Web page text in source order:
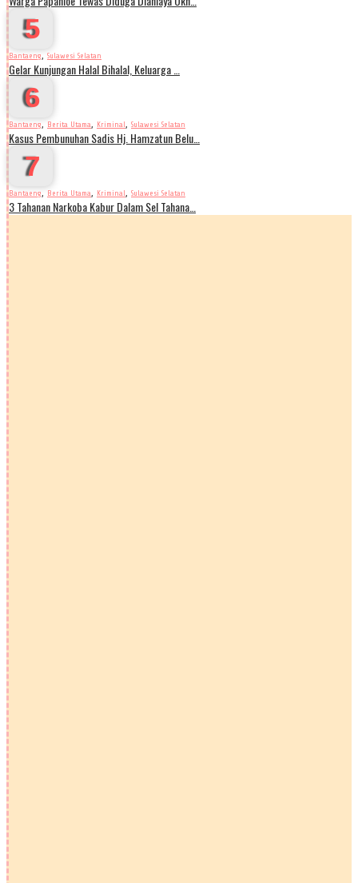
5
Bantaeng, Sulawesi Selatan
Gelar Kunjungan Halal Bihalal, Keluarga …
6
Bantaeng, Berita Utama, Kriminal, Sulawesi Selatan
Kasus Pembunuhan Sadis Hj. Hamzatun Belu…
7
Bantaeng, Berita Utama, Kriminal, Sulawesi Selatan
3 Tahanan Narkoba Kabur Dalam Sel Tahana…